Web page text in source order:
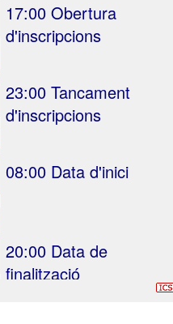
17:00 Obertura
d'inscripcions
23:00 Tancament
d'inscripcions
08:00 Data d'inici
20:00 Data de
finalització